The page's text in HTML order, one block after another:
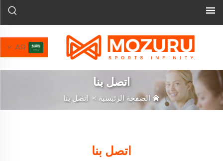
AR
اتصل بنا
الصفحة الرئيسية > اتصل بنا
اتصل بنا